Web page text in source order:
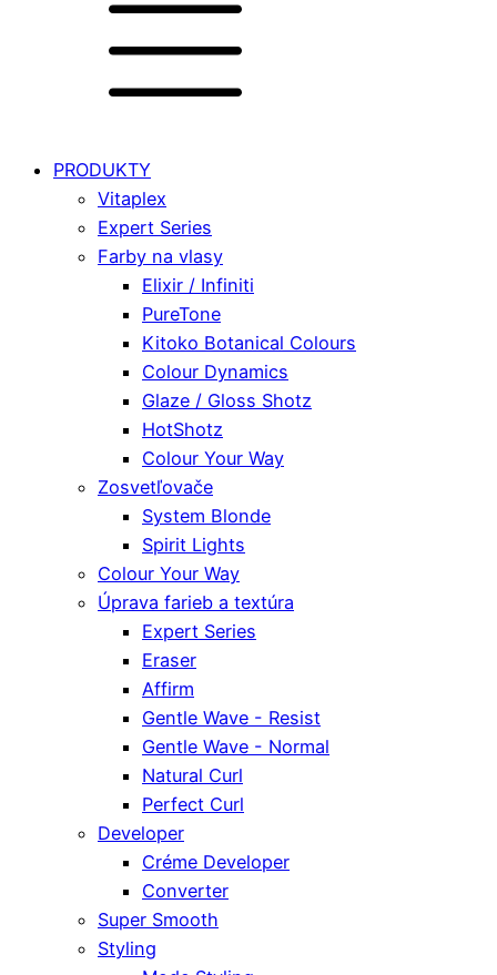
PRODUKTY
Vitaplex
Expert Series
Farby na vlasy
Elixir / Infiniti
PureTone
Kitoko Botanical Colours
Colour Dynamics
Glaze / Gloss Shotz
HotShotz
Colour Your Way
Zosvetľovače
System Blonde
Spirit Lights
Colour Your Way
Úprava farieb a textúra
Expert Series
Eraser
Affirm
Gentle Wave - Resist
Gentle Wave - Normal
Natural Curl
Perfect Curl
Developer
Créme Developer
Converter
Super Smooth
Styling